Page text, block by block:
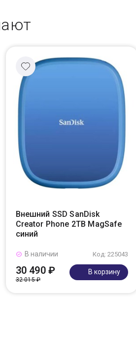
Внешний SSD SanDisk
Creator Phone 2TB MagSafe
синий
Код: 225043
В наличии
30 490 ₽
32 015 ₽
В корзину